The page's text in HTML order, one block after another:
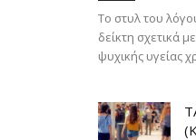
Το στυλ του
δείκτη σχετικά
ψυχικής υγείας